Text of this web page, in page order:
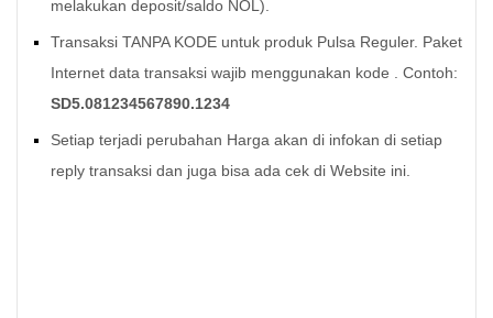
melakukan deposit/saldo NOL).
Transaksi TANPA KODE untuk produk Pulsa Reguler. Paket
Internet data transaksi wajib menggunakan kode . Contoh:
SD5.081234567890.1234
Setiap terjadi perubahan Harga akan di infokan di setiap
reply transaksi dan juga bisa ada cek di Website ini.